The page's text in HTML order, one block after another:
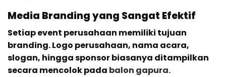
Media Branding yang Sangat Efektif
Setiap event perusahaan memiliki tujuan
branding. Logo perusahaan, nama acara,
slogan, hingga sponsor biasanya ditampilkan
secara mencolok pada balon gapura.